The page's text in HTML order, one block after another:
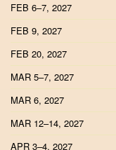
FEB 6–7, 2027
FEB 9, 2027
FEB 20, 2027
MAR 5–7, 2027
MAR 6, 2027
MAR 12–14, 2027
APR 3–4, 2027